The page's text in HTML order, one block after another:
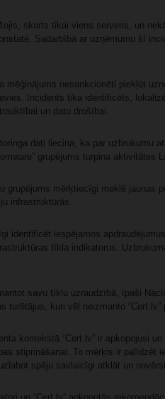
skarts tikai viens serveris, un
Sadarbībā ar uzņēmumu šī
mēģinājums nesankcionēti piekļūt
Incidents tika identificēts,
un datu drošībai.
dati liecina, ka par uzbrukumu
grupējums turpina aktivitātes
grupējums mērķtiecīgi meklē jaunas
infrastruktūrās.
identificēt iespējamos
tīkla indikatorus.
savu tīklu uzraudzībā, īpaši
turētājus, kuri vēl neizmanto “Cert.lv”
kontekstā “Cert.lv” ir apkopojusi
stiprināšanai. To mērķis ir palīdzēt
spēju savlaicīgi atklāt un